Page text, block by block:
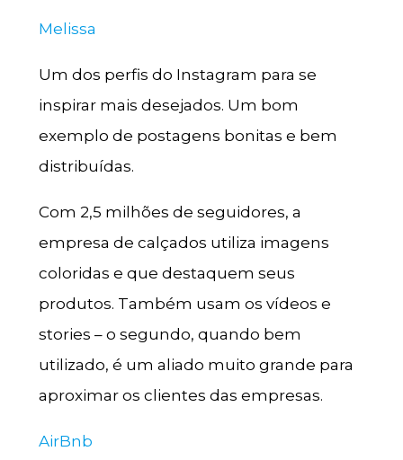
Melissa
Um dos perfis do Instagram para se
inspirar mais desejados. Um bom
exemplo de postagens bonitas e bem
distribuídas.
Com 2,5 milhões de seguidores, a
empresa de calçados utiliza imagens
coloridas e que destaquem seus
produtos. Também usam os vídeos e
stories – o segundo, quando bem
utilizado, é um aliado muito grande para
aproximar os clientes das empresas.
AirBnb